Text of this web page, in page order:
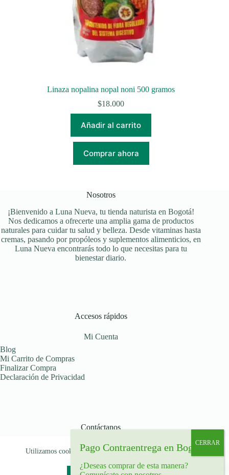
Utilizamos cookies para garantizar que le brindamos la mejor
experiencia en nuestra web.
Linaza nopalina nopal noni 500 gramos
$18.000
Añadir al carrito
Comprar ahora
Nosotros
¡Bienvenido a Luna Nueva, tu tienda naturista en Bogotá!
Nos dedicamos a ofrecerte una amplia gama de productos
naturales para cuidar tu salud y belleza. Desde vitaminas hasta
cremas, pasando por propóleos y suplementos alimenticios, en
Luna Nueva encontrarás todo lo que necesitas para tu
bienestar diario.
Accesos rápidos
Mi Cuenta
Blog
Mi Carrito de Compras
Finalizar Compra
Declaración de Privacidad
Contáctanos
Déjanos tu mensaje
Celular: (+57) 319 516 07 91
Bogotá, Colombia
¿Deseas comprar de esta manera?